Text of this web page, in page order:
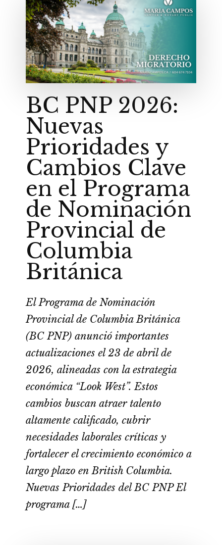
BC PNP 2026:
Nuevas
Prioridades y
Cambios Clave
en el Programa
de Nominación
Provincial de
Columbia
Británica
El Programa de Nominación
Provincial de Columbia Británica
(BC PNP) anunció importantes
actualizaciones el 23 de abril de
2026, alineadas con la estrategia
económica “Look West”. Estos
cambios buscan atraer talento
altamente calificado, cubrir
necesidades laborales críticas y
fortalecer el crecimiento económico a
largo plazo en British Columbia.
Nuevas Prioridades del BC PNP El
programa […]